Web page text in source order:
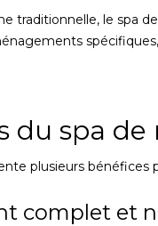
traditionnelle, le spa
du spa
plusieurs bénéfices
complet et